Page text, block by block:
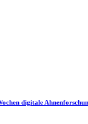
digitale